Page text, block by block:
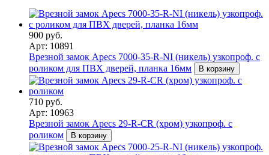
900 руб.
Арт: 10891
Врезной замок Apecs 7000-35-R-NI (никель) узкопроф. с
роликом для ПВХ дверей, планка 16мм
В корзину
710 руб.
Арт: 10963
Врезной замок Apecs 29-R-CR (хром) узкопроф. с
роликом
В корзину